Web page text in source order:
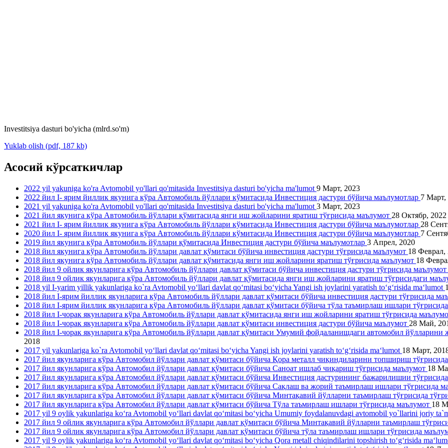
Investitsiya dasturi bo'yicha (mlrd.so'm)
Yuklab olish (pdf, 187 kb)
Асосий кўрсаткичлар
2022 yil yakuniga ko'ra Avtomobil yo'llari qo'mitasida Investitsiya dasturi bo'yicha ma'lumot 9 Март, 2023
2022 йил I- ярим йиллик якунига кўра Автомобиль йўллари кўмитасида Инвестиция дастури бўйича маълумотлар 7 Март,
2021 yil yakuniga ko'ra Avtomobil yo'llari qo'mitasida Investitsiya dasturi bo'yicha ma'lumot 3 Март, 2023
2021 йил якунига кўра Автомобиль йўллари қўмитасида янги иш жойларини яратиш тўғрисида маълумот 28 Октябр, 2022
2021 йил I- ярим йиллик якунига кўра Автомобиль йўллари кўмитасида Инвестиция дастури бўйича маълумотлар 28
2020 йил I- ярим йиллик якунига кўра Автомобиль йўллари кўмитасида Инвестиция дастури бўйича маълумотлар 7
2019 йил якунига кўра Автомобиль йўллари қўмитасида Инвестиция дастури бўйича маълумотлар 3 Апрел, 2020
2018 йил якунига кўра Автомобиль йўллари давлат қўмитаси бўйича инвестиция дастури тўғрисида маълумот 18 Феврал,
2018 йил якунига кўра Автомобиль йўллари давлат қўмитасида янги иш жойларини яратиш тўғрисида маълумот 18
2018 йил 9 ойлик якунларига кўра Автомобиль йўллари давлат қўмитаси бўйича инвестиция дастури тўғрисида маълумот
2018 йил 9 ойлик якунларига кўра Автомобиль йўллари давлат қўмитасида янги иш жойларини яратиш тўғрисидаги
2018 yil I-yarim yillik yakunlariga ko`ra Avtomobil yo‘llari davlat qo‘mitasi bo‘yicha Yangi ish joylarini yaratish to‘g‘risida ma‘lumot
2018 йил I-ярим йиллик якунларига кўра Автомобиль йўллари давлат қўмитаси бўйича инвестиция дастури тўғрисида
2018 йил I-ярим йиллик якунларига кўра Автомобиль йўллари давлат қўмитаси бўйича тўла таъмирлаш ишлари
2018 йил I-чорак якунларига кўра Автомобиль йўллари давлат қўмитасида янги иш жойларини яратиш тўғрисида
2018 йил I-чорак якунларига кўра Автомобиль йўллари давлат қўмитаси инвестиция дастури бўйича маълумот 28 Май,
2018 йил I-чорак якунларига кўра Автомобиль йўллари давлат қўмитаси Умумий фойдаланишдаги автомобил
2018
2017 yil yakunlariga ko`ra Avtomobil yo‘llari davlat qo‘mitasi bo‘yicha Yangi ish joylarini yaratish to‘g‘risida ma‘lumot 18 Март,
2017 йил якунларига кўра Автомобил йўллари давлат қўмитаси бўйича Қора металл чиқиндиларини топшириш
2017 йил якунларига кўра Автомобил йўллари давлат қўмитаси бўйича Саноат ишлаб чиқариш тўғрисида маълумот 18
2017 йил якунларига кўра Автомобил йўллари давлат қўмитаси бўйича Инвестиция дастурининг бажарилишии
2017 йил якунларига кўра Автомобил йўллари давлат қўмитаси бўйича Сақлаш ва жорий таъмирлаш ишлари тўғрисида
2017 йил якунларига кўра Автомобил йўллари давлат қўмитаси бўйича Минтақавий йўлларни таъмирлаш тўғрисида
2017 йил якунларига кўра Автомобил йўллари давлат қўмитаси бўйича Тўла таъмирлаш ишлари тўғрисида маълумот 18
2017 yil 9 oylik yakunlariga ko‘ra Avtomobil yo‘llari davlat qo‘mitasi bo‘yicha Umumiy foydalanuvdagi avtomobil yo`llarini joriy
2017 йил 9 ойлик якунларига кўра Автомобил йўллари давлат қўмитаси бўйича Минтақавий йўлларни таъмирлаш
2017 йил 9 ойлик якунларига кўра Автомобил йўллари давлат қўмитаси бўйича тўла таъмирлаш ишлари тўғрисида
2017 yil 9 oylik yakunlariga ko‘ra Avtomobil yo‘llari davlat qo‘mitasi bo‘yicha Qora metall chiqindilarini topshirish to‘g‘risida